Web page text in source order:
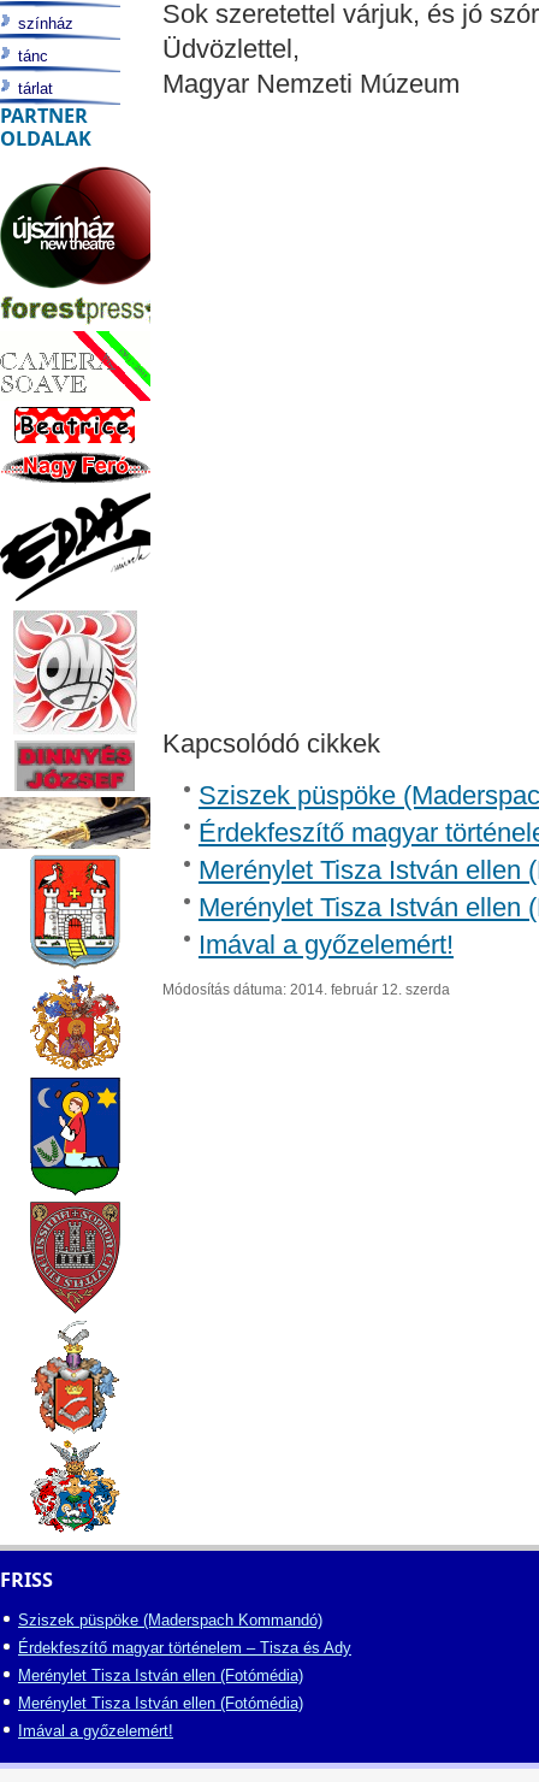
Sok szeretettel várjuk, és jó
Üdvözlettel,
Magyar Nemzeti Múzeum
Kapcsolódó cikkek
Sziszek püspöke
Érdekfeszítő magyar
Merénylet Tisza István ellen
Merénylet Tisza István ellen
Imával a győzelemért!
Módosítás dátuma: 2014. február 12. szerda
színház
tánc
tárlat
PARTNER
OLDALAK
FRISS
Sziszek püspöke (Maderspach Kommandó)
Érdekfeszítő magyar történelem – Tisza és Ady
Merénylet Tisza István ellen (Fotómédia)
Merénylet Tisza István ellen (Fotómédia)
Imával a győzelemért!